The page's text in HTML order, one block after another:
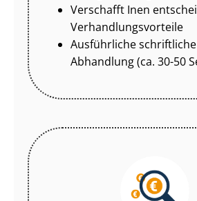
Verschafft Inen
Ver­hand­lungs­vor­tei­le
Ausführliche schriftliche
Abhandlung (ca. 30-50